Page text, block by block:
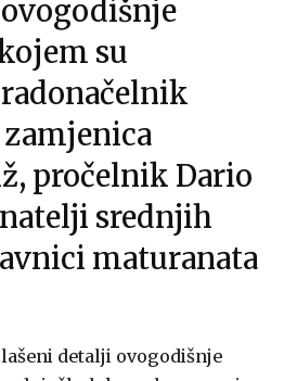
su
zamjenica
, pročelnik Dario
srednjih
maturanata
detalji ovogodišnje